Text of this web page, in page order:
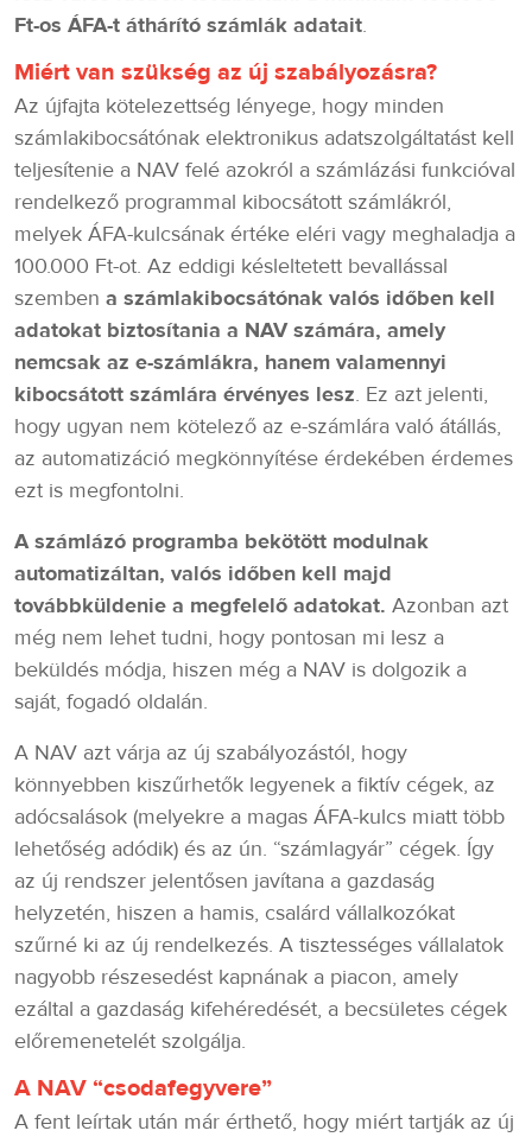
Ft-os ÁFA-t áthárító számlák adatait.
Miért van szükség az új szabályozásra?
Az újfajta kötelezettség lényege, hogy minden
számlakibocsátónak elektronikus adatszolgáltatást kell
teljesítenie a NAV felé azokról a számlázási funkcióval
rendelkező programmal kibocsátott számlákról,
melyek ÁFA-kulcsának értéke eléri vagy meghaladja a
100.000 Ft-ot. Az eddigi késleltetett bevallással
szemben a számlakibocsátónak valós időben kell
adatokat biztosítania a NAV számára, amely
nemcsak az e-számlákra, hanem valamennyi
kibocsátott számlára érvényes lesz. Ez azt jelenti,
hogy ugyan nem kötelező az e-számlára való átállás,
az automatizáció megkönnyítése érdekében érdemes
ezt is megfontolni.
A számlázó programba bekötött modulnak
automatizáltan, valós időben kell majd
továbbküldenie a megfelelő adatokat. Azonban azt
még nem lehet tudni, hogy pontosan mi lesz a
beküldés módja, hiszen még a NAV is dolgozik a
saját, fogadó oldalán.
A NAV azt várja az új szabályozástól, hogy
könnyebben kiszűrhetők legyenek a fiktív cégek, az
adócsalások (melyekre a magas ÁFA-kulcs miatt több
lehetőség adódik) és az ún. “számlagyár” cégek. Így
az új rendszer jelentősen javítana a gazdaság
helyzetén, hiszen a hamis, csalárd vállalkozókat
szűrné ki az új rendelkezés. A tisztességes vállalatok
nagyobb részesedést kapnának a piacon, amely
ezáltal a gazdaság kifehéredését, a becsületes cégek
előremenetelét szolgálja.
A NAV “csodafegyvere”
A fent leírtak után már érthető, hogy miért tartják az új